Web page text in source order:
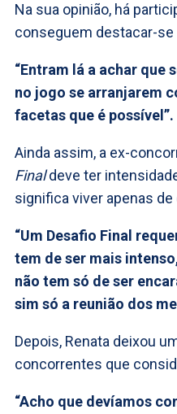
Na sua opinião, há
conseguem destacar-
“Entram lá a achar que
no jogo se arranjarem
facetas que é possível”.
Ainda assim, a ex-
Finaldeve ter
significa viver apenas
“Um Desafio Final
tem de ser mais
não tem só de ser
sim só a reunião dos
Depois, Renata deixou
concorrentes que
“Acho que devíamos